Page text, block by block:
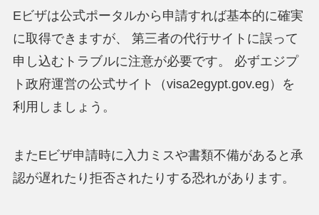
Eビザは公式ポータルから申請すれば基本的に確実
に取得できますが、 第三者の代行サイトに誤って
申し込むトラブルに注意が必要です。 必ずエジプ
ト政府運営の公式サイト（visa2egypt.gov.eg）を
利用しましょう。
またEビザ申請時に入力ミスや書類不備があると承
認が遅れたり拒否されたりする恐れがあります。